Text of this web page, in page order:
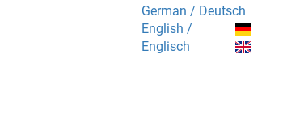
German / Deutsch
English /
Englisch